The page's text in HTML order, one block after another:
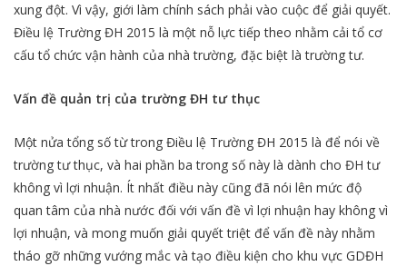
xung đột. Vì vậy, giới làm chính sách phải vào cuộc để giải quyết.
Điều lệ Trường ĐH 2015 là một nỗ lực tiếp theo nhằm cải tổ cơ
cấu tổ chức vận hành của nhà trường, đặc biệt là trường tư.
Vấn đề quản trị của trường ĐH tư thục
Một nửa tổng số từ trong Điều lệ Trường ĐH 2015 là để nói về
trường tư thục, và hai phần ba trong số này là dành cho ĐH tư
không vì lợi nhuận. Ít nhất điều này cũng đã nói lên mức độ
quan tâm của nhà nước đối với vấn đề vì lợi nhuận hay không vì
lợi nhuận, và mong muốn giải quyết triệt để vấn đề này nhằm
tháo gỡ những vướng mắc và tạo điều kiện cho khu vực GDĐH